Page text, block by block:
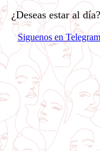
¿Deseas estar al día?
Siguenos en Telegram